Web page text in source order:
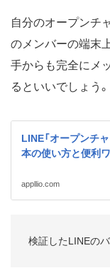
自分のオープンチ
のメンバーの端末
手からも完全にメ
るといいでしょう。
LINE「オープンチ
本の使い方と便利
appllio.com
検証したLINEの